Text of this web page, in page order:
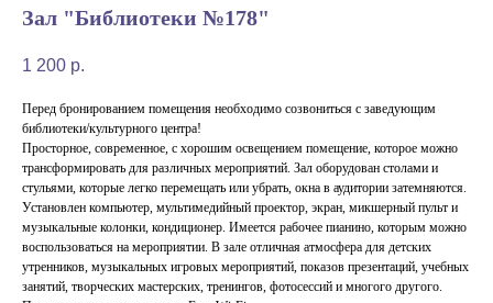
Зал "Библиотеки №178"
1 200 р.
Перед бронированием помещения необходимо созвониться с заведующим
библиотеки/культурного центра!
Просторное, современное, с хорошим освещением помещение, которое можно
трансформировать для различных мероприятий. Зал оборудован столами и
стульями, которые легко перемещать или убрать, окна в аудитории затемняются.
Установлен компьютер, мультимедийный проектор, экран, микшерный пульт и
музыкальные колонки, кондиционер. Имеется рабочее пианино, которым можно
воспользоваться на мероприятии. В зале отличная атмосфера для детских
утренников, музыкальных игровых мероприятий, показов презентаций, учебных
занятий, творческих мастерских, тренингов, фотосессий и многого другого.